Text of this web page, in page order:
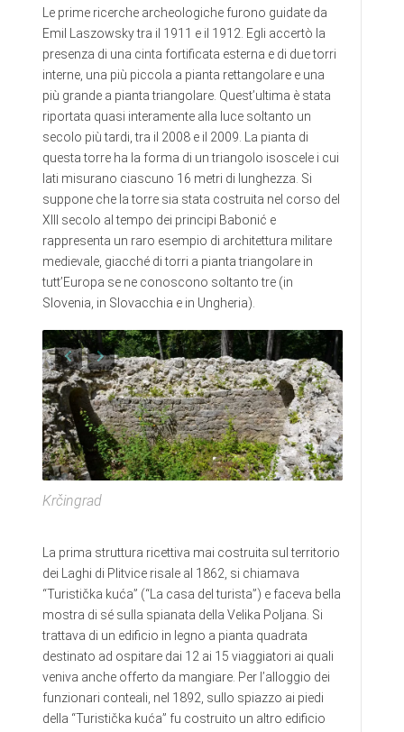
Le prime ricerche archeologiche furono guidate da
Emil Laszowsky tra il 1911 e il 1912. Egli accertò la
presenza di una cinta fortificata esterna e di due torri
interne, una più piccola a pianta rettangolare e una
più grande a pianta triangolare. Quest’ultima è stata
riportata quasi interamente alla luce soltanto un
secolo più tardi, tra il 2008 e il 2009. La pianta di
questa torre ha la forma di un triangolo isoscele i cui
lati misurano ciascuno 16 metri di lunghezza. Si
suppone che la torre sia stata costruita nel corso del
XIII secolo al tempo dei principi Babonić e
rappresenta un raro esempio di architettura militare
medievale, giacché di torri a pianta triangolare in
tutt’Europa se ne conoscono soltanto tre (in
Slovenia, in Slovacchia e in Ungheria).
Krčingrad
La prima struttura ricettiva mai costruita sul territorio
dei Laghi di Plitvice risale al 1862, si chiamava
“Turistička kuća” (“La casa del turista”) e faceva bella
mostra di sé sulla spianata della Velika Poljana. Si
trattava di un edificio in legno a pianta quadrata
destinato ad ospitare dai 12 ai 15 viaggiatori ai quali
veniva anche offerto da mangiare. Per l’alloggio dei
funzionari conteali, nel 1892, sullo spiazzo ai piedi
della “Turistička kuća” fu costruito un altro edificio